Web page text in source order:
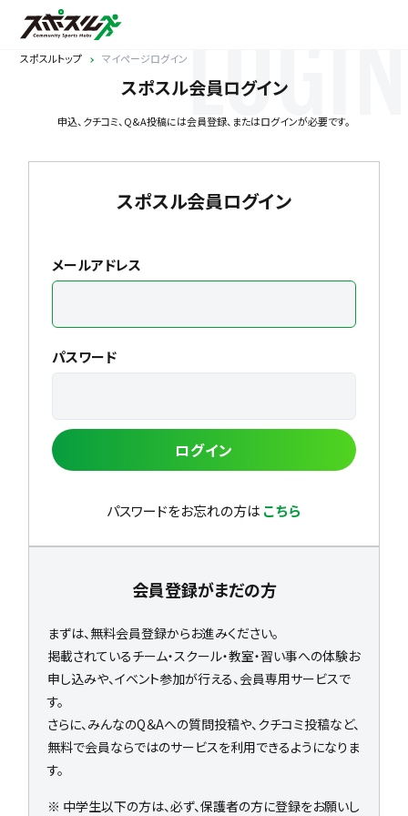
スポスルトップ マイページログイン
スポスル会員ログイン
申込、クチコミ、Q&A投稿には会員登録、またはログインが必要です。
LOGIN
スポスル会員ログイン
メールアドレス
パスワード
ログイン
パスワードをお忘れの方は こちら
会員登録がまだの方
まずは、無料会員登録からお進みください。
掲載されているチーム・スクール・教室・習い事への体験お
申し込みや、イベント参加が行える、会員専用サービスで
す。
さらに、みんなのQ＆Aへの質問投稿や、クチコミ投稿など、
無料で会員ならではのサービスを利用できるようになりま
す。
※ 中学生以下の方は、必ず、保護者の方に登録をお願いし